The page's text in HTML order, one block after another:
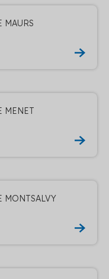
MAURS
MENET
MONTSALVY